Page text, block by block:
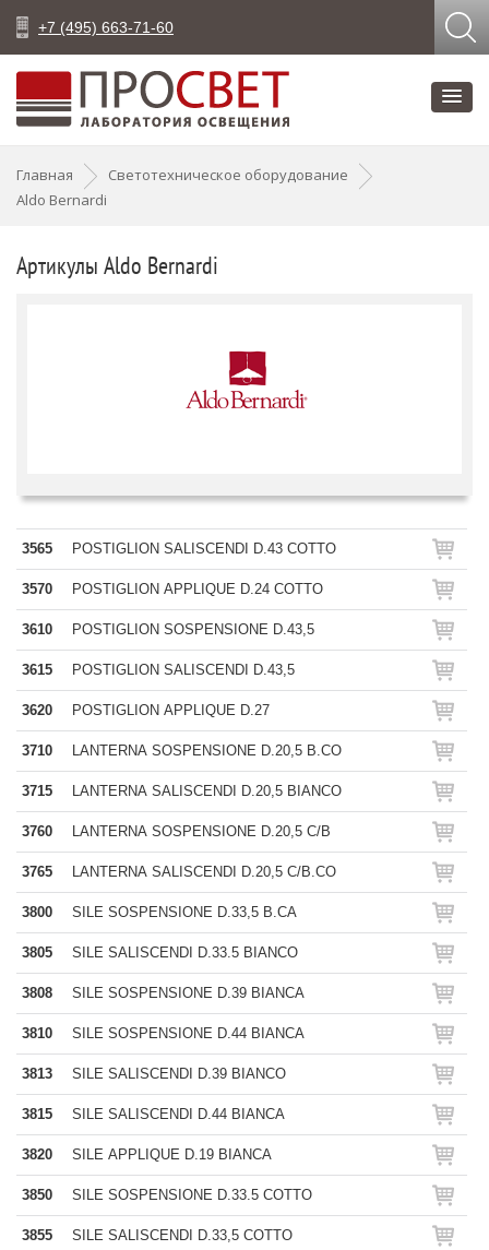
+7 (495) 663-71-60
Главная
Светотехническое оборудование
Aldo Bernardi
Артикулы Aldo Bernardi
3565 POSTIGLION SALISCENDI D.43 COTTO
3570 POSTIGLION APPLIQUE D.24 COTTO
3610 POSTIGLION SOSPENSIONE D.43,5
3615 POSTIGLION SALISCENDI D.43,5
3620 POSTIGLION APPLIQUE D.27
3710 LANTERNA SOSPENSIONE D.20,5 B.CO
3715 LANTERNA SALISCENDI D.20,5 BIANCO
3760 LANTERNA SOSPENSIONE D.20,5 C/B
3765 LANTERNA SALISCENDI D.20,5 C/B.CO
3800 SILE SOSPENSIONE D.33,5 B.CA
3805 SILE SALISCENDI D.33.5 BIANCO
3808 SILE SOSPENSIONE D.39 BIANCA
3810 SILE SOSPENSIONE D.44 BIANCA
3813 SILE SALISCENDI D.39 BIANCO
3815 SILE SALISCENDI D.44 BIANCA
3820 SILE APPLIQUE D.19 BIANCA
3850 SILE SOSPENSIONE D.33.5 COTTO
3855 SILE SALISCENDI D.33,5 COTTO